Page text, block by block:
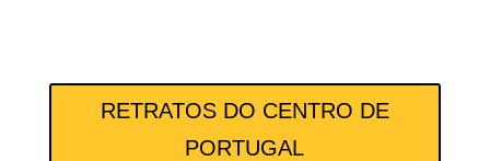
RETRATOS DO CENTRO DE
PORTUGAL